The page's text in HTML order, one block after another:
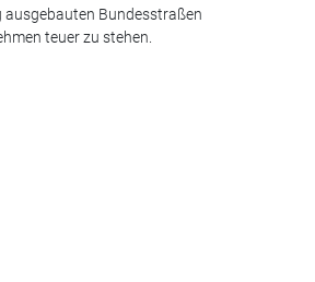
ausgebauten Bundesstraßen
teuer zu stehen.